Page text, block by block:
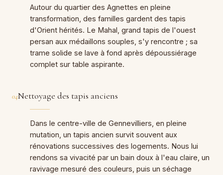
Autour du quartier des Agnettes en pleine
transformation, des familles gardent des tapis
d'Orient hérités. Le Mahal, grand tapis de l'ouest
persan aux médaillons souples, s'y rencontre ; sa
trame solide se lave à fond après dépoussiérage
complet sur table aspirante.
04Nettoyage des tapis anciens
Dans le centre-ville de Gennevilliers, en pleine
mutation, un tapis ancien survit souvent aux
rénovations successives des logements. Nous lui
rendons sa vivacité par un bain doux à l'eau claire, un
ravivage mesuré des couleurs, puis un séchage